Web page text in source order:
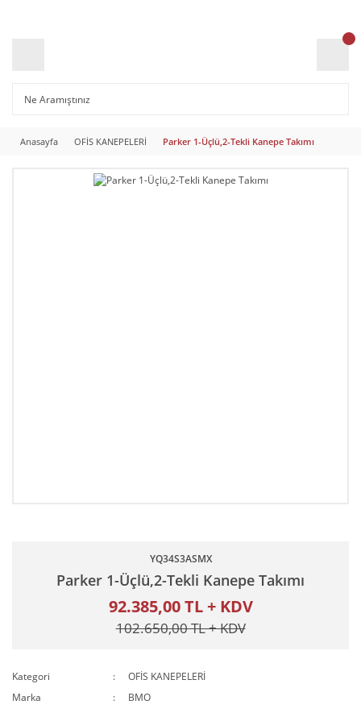
Anasayfa OFİS KANEPELERİ Parker 1-Üçlü,2-Tekli Kanepe Takımı
YQ34S3ASMX
Parker 1-Üçlü,2-Tekli Kanepe Takımı
92.385,00 TL + KDV
102.650,00 TL + KDV
Kategori
OFİS KANEPELERİ
Marka
BMO